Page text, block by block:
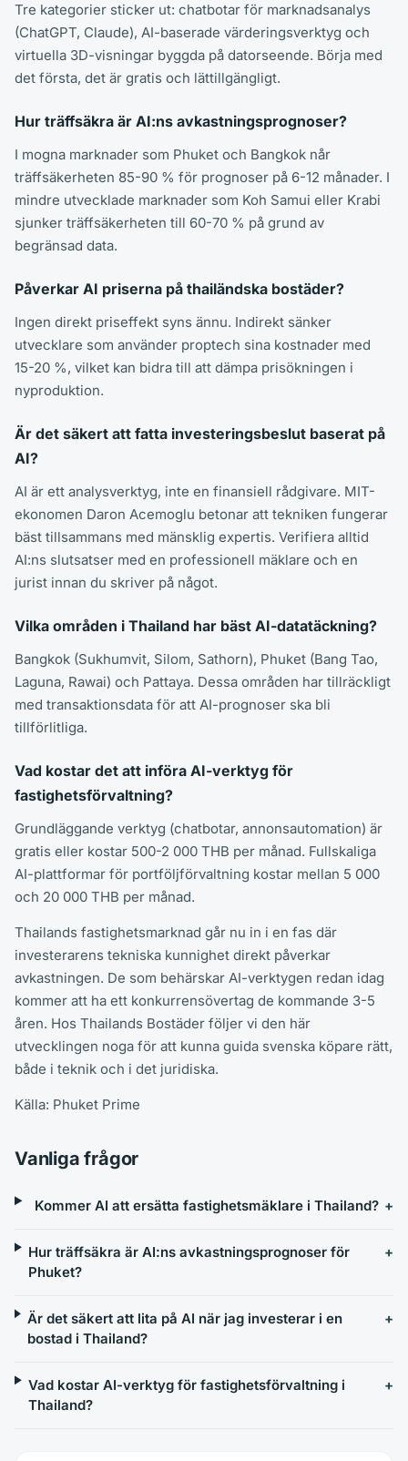
Tre kategorier sticker ut: chatbotar för marknadsanalys
(ChatGPT, Claude), AI-baserade värderingsverktyg och
virtuella 3D-visningar byggda på datorseende. Börja med
det första, det är gratis och lättillgängligt.
Hur träffsäkra är AI:ns avkastningsprognoser?
I mogna marknader som Phuket och Bangkok når
träffsäkerheten 85-90 % för prognoser på 6-12 månader. I
mindre utvecklade marknader som Koh Samui eller Krabi
sjunker träffsäkerheten till 60-70 % på grund av
begränsad data.
Påverkar AI priserna på thailändska bostäder?
Ingen direkt priseffekt syns ännu. Indirekt sänker
utvecklare som använder proptech sina kostnader med
15-20 %, vilket kan bidra till att dämpa prisökningen i
nyproduktion.
Är det säkert att fatta investeringsbeslut baserat på
AI?
AI är ett analysverktyg, inte en finansiell rådgivare. MIT-
ekonomen Daron Acemoglu betonar att tekniken fungerar
bäst tillsammans med mänsklig expertis. Verifiera alltid
AI:ns slutsatser med en professionell mäklare och en
jurist innan du skriver på något.
Vilka områden i Thailand har bäst AI-datatäckning?
Bangkok (Sukhumvit, Silom, Sathorn), Phuket (Bang Tao,
Laguna, Rawai) och Pattaya. Dessa områden har tillräckligt
med transaktionsdata för att AI-prognoser ska bli
tillförlitliga.
Vad kostar det att införa AI-verktyg för
fastighetsförvaltning?
Grundläggande verktyg (chatbotar, annonsautomation) är
gratis eller kostar 500-2 000 THB per månad. Fullskaliga
AI-plattformar för portföljförvaltning kostar mellan 5 000
och 20 000 THB per månad.
Thailands fastighetsmarknad går nu in i en fas där
investerarens tekniska kunnighet direkt påverkar
avkastningen. De som behärskar AI-verktygen redan idag
kommer att ha ett konkurrensövertag de kommande 3-5
åren. Hos Thailands Bostäder följer vi den här
utvecklingen noga för att kunna guida svenska köpare rätt,
både i teknik och i det juridiska.
Källa: Phuket Prime
Vanliga frågor
Kommer AI att ersätta fastighetsmäklare i Thailand?
Hur träffsäkra är AI:ns avkastningsprognoser för
Phuket?
Är det säkert att lita på AI när jag investerar i en
bostad i Thailand?
Vad kostar AI-verktyg för fastighetsförvaltning i
Thailand?